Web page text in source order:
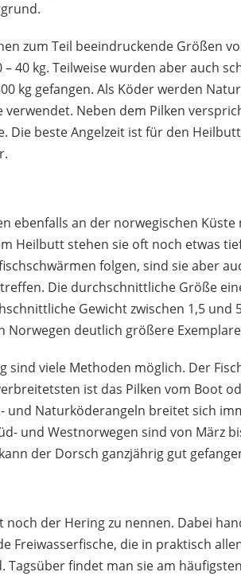
zum Teil beeindruckende Größen
– 40 kg. Teilweise wurden aber auch
kg gefangen. Als Köder werden
Neben dem Pilken
Die beste Angelzeit ist für den
ebenfalls an der norwegischen
Heilbutt stehen sie oft noch etwas
folgen, sind sie aber
Die durchschnittliche Größe
Gewicht zwischen 1,5 und
Norwegen deutlich größere
sind viele Methoden möglich. Der
ist das Pilken vom Boot
und Naturköderangeln breitet sich
und Westnorwegen sind von März
der Dorsch ganzjährig gut
noch der Hering zu nennen. Dabei
Freiwasserfische, die in praktisch
Tagsüber findet man sie am